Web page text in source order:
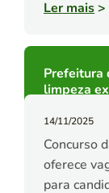
Ler mais>
Prefeitura
limpeza
14/11/2025
Concurso
oferece
para